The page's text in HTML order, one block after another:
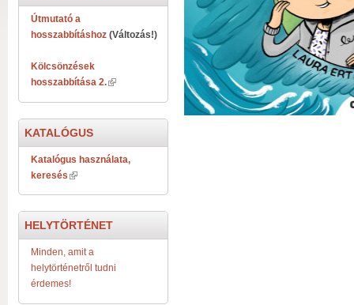
Útmutató a
hosszabbításhoz (Változás!)
Kölcsönzések
hosszabbítása 2.
KATALÓGUS
Katalógus használata,
keresés
HELYTÖRTÉNET
Minden, amit a
helytörténetről tudni
érdemes!